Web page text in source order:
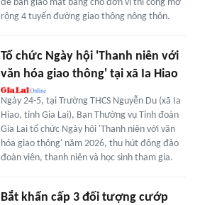
để bàn giao mặt bằng cho đơn vị thi công mở
rộng 4 tuyến đường giao thông nông thôn.
Tổ chức Ngày hội 'Thanh niên với
văn hóa giao thông' tại xã Ia Hiao
Ngày 24-5, tại Trường THCS Nguyễn Du (xã Ia
Hiao, tỉnh Gia Lai), Ban Thường vụ Tỉnh đoàn
Gia Lai tổ chức Ngày hội 'Thanh niên với văn
hóa giao thông' năm 2026, thu hút đông đảo
đoàn viên, thanh niên và học sinh tham gia.
Bắt khẩn cấp 3 đối tượng cướp